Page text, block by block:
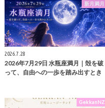
新月満月
2026.7.28
2026年7月29日 水瓶座満月｜殻を破
って、自由への一歩を踏み出すとき
GekkanNZ